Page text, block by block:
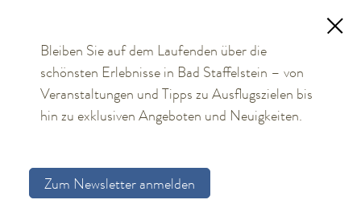
TOURISMUS
Aktuelles
Unterkünfte
Bleiben Sie auf dem Laufenden über die
schönsten Erlebnisse in Bad Staffelstein – von
Veranstaltungen und Tipps zu Ausflugszielen bis
hin zu exklusiven Angeboten und Neuigkeiten.
Zum Newsletter anmelden